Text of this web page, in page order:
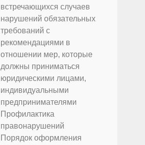
встречающихся случаев
нарушений обязательных
требований с
рекомендациями в
отношении мер, которые
должны приниматься
юридическими лицами,
индивидуальными
предпринимателями
Профилактика
правонарушений
Порядок оформления